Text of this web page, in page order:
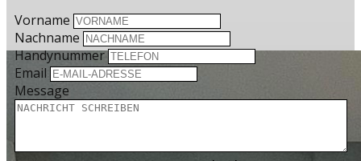
Vorname
Nachname
Handynummer
Email
Message